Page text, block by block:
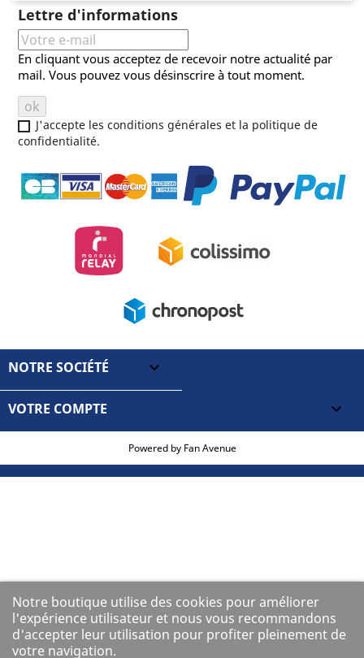
Lettre d'informations
En cliquant vous acceptez de recevoir notre actualité par
mail. Vous pouvez vous désinscrire à tout moment.
J'accepte les conditions générales et la politique de
confidentialité.
NOTRE SOCIÉTÉ 
VOTRE COMPTE 
Notre boutique utilise des cookies pour améliorer
l'expérience utilisateur et nous vous recommandons
d'accepter leur utilisation pour profiter pleinement de
votre navigation.
Powered by Fan Avenue